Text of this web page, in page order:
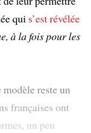
qui s’est révélée
à la fois pour les
reste un
françaises ont
un peu